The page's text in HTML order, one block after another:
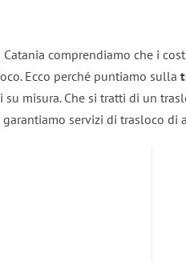
Catania comprendiamo che i
Ecco perché puntiamo sulla
misura. Che si tratti di un
servizi di trasloco di